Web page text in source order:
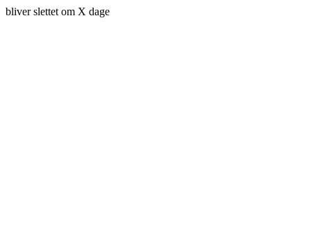
bliver slettet om X dage